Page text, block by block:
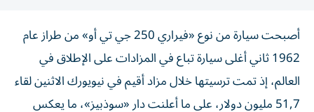
أصبحت سيارة من نوع «فيراري 250 جي تي أو» من طراز عام
1962 ثاني أغلى سيارة تباع في المزادات على الإطلاق في
العالم، إذ تمت ترسيتها خلال مزاد أقيم في نيويورك الاثنين لقاء
51,7 مليون دولار، على ما أعلنت دار «سوذبيز»، ما يعكس